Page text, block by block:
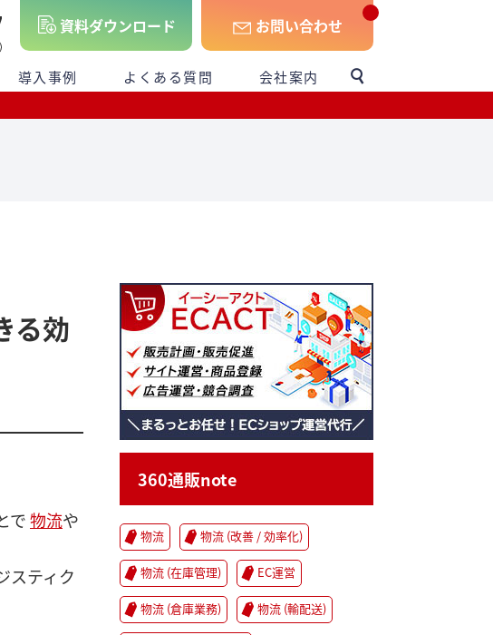
資料ダウンロード お問い合わせ
導入事例 よくある質問
会社案内
る効
で物流や
スティク
360通販note
物流 物流 (改善 / 効率化)
物流 (在庫管理) EC運営
物流 (倉庫業務) 物流 (輸配送)